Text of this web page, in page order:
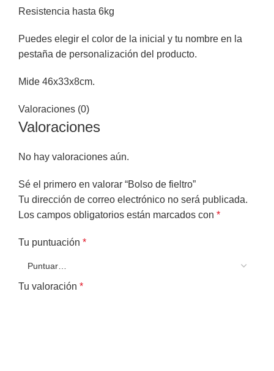
Resistencia hasta 6kg
Puedes elegir el color de la inicial y tu nombre en la
pestaña de personalización del producto.
Mide 46x33x8cm.
Valoraciones (0)
Valoraciones
No hay valoraciones aún.
Sé el primero en valorar “Bolso de fieltro”
Tu dirección de correo electrónico no será publicada.
Los campos obligatorios están marcados con *
Tu puntuación *
Tu valoración *